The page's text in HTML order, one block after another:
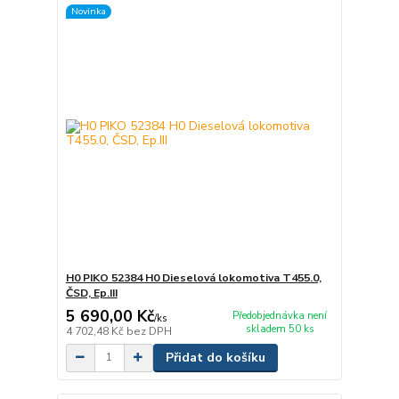
Novinka
H0 PIKO 52384 H0 Dieselová lokomotiva T455.0,
ČSD, Ep.III
5 690,00 Kč/ks
4 702,48 Kč bez DPH
Předobjednávka není
skladem 50 ks
Přidat do košíku